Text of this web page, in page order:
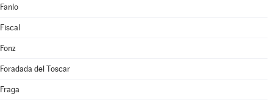
Fanlo
Fiscal
Fonz
Foradada del Toscar
Fraga